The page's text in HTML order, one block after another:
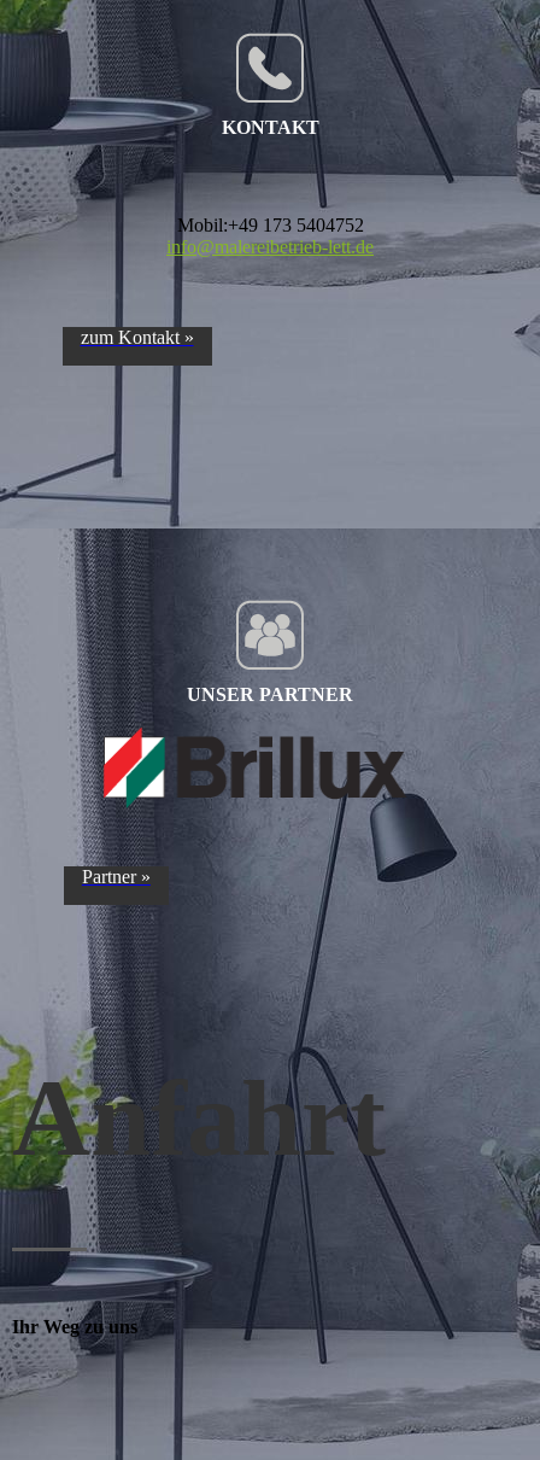
KONTAKT
Mobil:+49 173 5404752
info@malereibetrieb-lett.de
zum Kontakt »
UNSER PARTNER
Partner »
Anfahrt
Ihr Weg zu uns